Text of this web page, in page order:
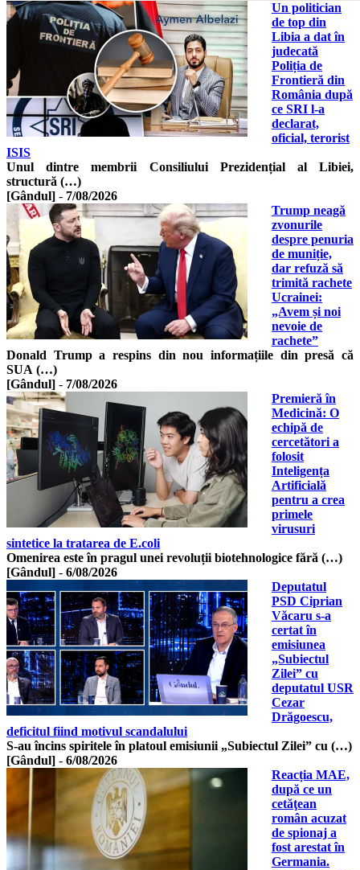
Un politician
de top din
Libia a dat în
judecată
Poliția de
Frontieră din
România după
ce SRI l-a
declarat,
oficial, terorist
ISIS
Unul dintre membrii Consiliului Prezidențial al Libiei,
structură (…)
[Gândul] - 7/08/2026
Trump neagă
zvonurile
despre penuria
de muniție,
dar refuză să
trimită rachete
Ucrainei:
„Avem și noi
nevoie de
rachete”
Donald Trump a respins din nou informațiile din presă că
SUA (…)
[Gândul] - 7/08/2026
Premieră în
Medicină: O
echipă de
cercetători a
folosit
Inteligența
Artificială
pentru a crea
primele
virusuri
sintetice la tratarea de E.coli
Omenirea este în pragul unei revoluții biotehnologice fără (…)
[Gândul] - 6/08/2026
Deputatul
PSD Ciprian
Văcaru s-a
certat în
emisiunea
„Subiectul
Zilei” cu
deputatul USR
Cezar
Drăgoescu,
deficitul fiind motivul scandalului
S-au încins spiritele în platoul emisiunii „Subiectul Zilei” cu (…)
[Gândul] - 6/08/2026
Reacția MAE,
după ce un
cetăţean
român acuzat
de spionaj a
fost arestat în
Germania.